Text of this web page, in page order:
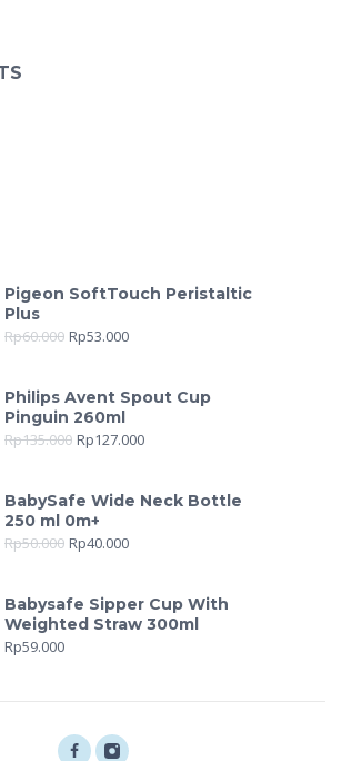
Pigeon SoftTouch Peristaltic
Plus
Rp60.000 Rp53.000
Philips Avent Spout Cup
Pinguin 260ml
Rp135.000 Rp127.000
BabySafe Wide Neck Bottle
250 ml 0m+
Rp50.000 Rp40.000
Babysafe Sipper Cup With
Weighted Straw 300ml
Rp59.000